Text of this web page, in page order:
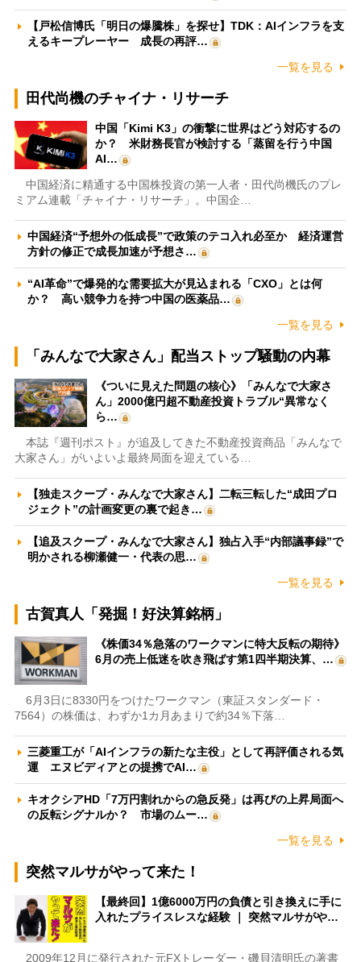
【戸松信博氏「明日の爆騰株」を探せ】TDK：AIインフラを支
えるキープレーヤー 成長の再評…
一覧を見る
田代尚機のチャイナ・リサーチ
中国「Kimi K3」の衝撃に世界はどう対応するの
か？ 米財務長官が検討する「蒸留を行う中国
AI…
中国経済に精通する中国株投資の第一人者・田代尚機氏のプレ
ミアム連載「チャイナ・リサーチ」。中国企…
中国経済“予想外の低成長”で政策のテコ入れ必至か 経済運営
方針の修正で成長加速が予想さ…
“AI革命”で爆発的な需要拡大が見込まれる「CXO」とは何
か？ 高い競争力を持つ中国の医薬品…
一覧を見る
「みんなで大家さん」配当ストップ騒動の内幕
《ついに見えた問題の核心》「みんなで大家さ
ん」2000億円超不動産投資トラブル“異常なく
ら…
本誌『週刊ポスト』が追及してきた不動産投資商品「みんなで
大家さん」がいよいよ最終局面を迎えている…
【独走スクープ・みんなで大家さん】二転三転した“成田プロ
ジェクト”の計画変更の裏で起き…
【追及スクープ・みんなで大家さん】独占入手“内部議事録”で
明かされる柳瀬健一・代表の思…
一覧を見る
古賀真人「発掘！好決算銘柄」
《株価34％急落のワークマンに特大反転の期待》
6月の売上低迷を吹き飛ばす第1四半期決算、…
6月3日に8330円をつけたワークマン（東証スタンダード・
7564）の株価は、わずか1カ月あまりで約34％下落…
三菱重工が「AIインフラの新たな主役」として再評価される気
運 エヌビディアとの提携でAI…
キオクシアHD「7万円割れからの急反発」は再びの上昇局面へ
の反転シグナルか？ 市場のムー…
一覧を見る
突然マルサがやって来た！
【最終回】1億6000万円の負債と引き換えに手に
入れたプライスレスな経験 ｜ 突然マルサがや…
2009年12月に発行された元FXトレーダー・磯貝清明氏の著書